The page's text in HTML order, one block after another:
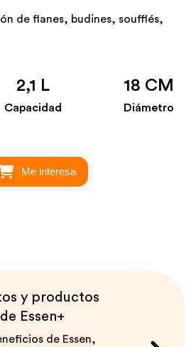
de flanes, budines, soufflés,
2,1 L
Capacidad
18 CM
Diámetro
Me interesa
y productos
Essen+
de Essen,